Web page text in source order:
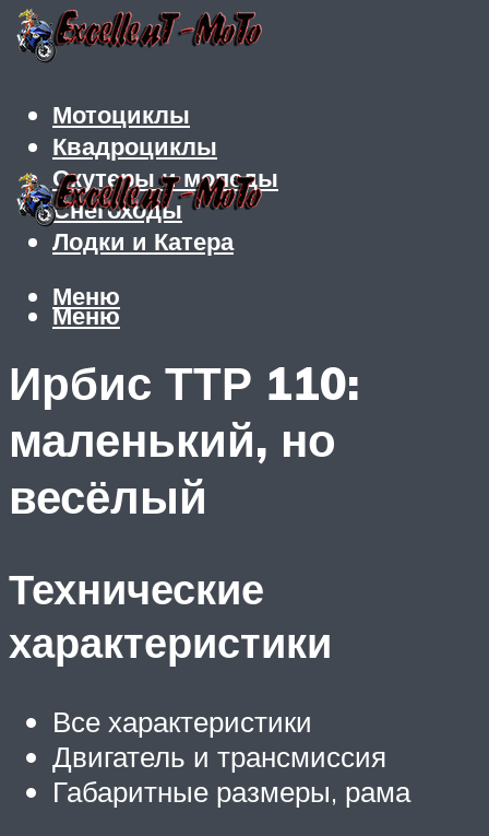
Мотоциклы
Квадроциклы
Скутеры и мопеды
Снегоходы
Лодки и Катера
Меню
Меню
Ирбис ТТР 110:
маленький, но
весёлый
Технические
характеристики
Все характеристики
Двигатель и трансмиссия
Габаритные размеры, рама